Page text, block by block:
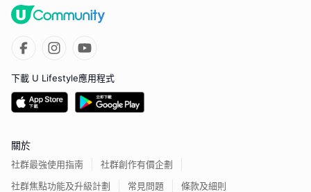
下載 U Lifestyle應用程式
關於
社群最強使用指南
社群創作有價企劃
社群焦點功能及升級計劃
常見問題 條款及細則